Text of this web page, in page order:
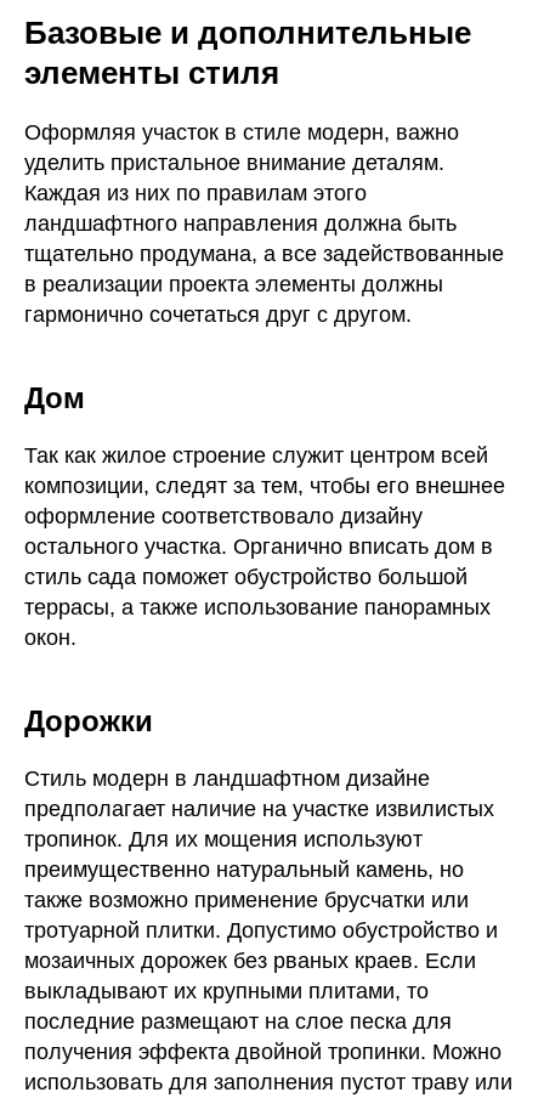
Базовые и дополнительные
элементы стиля
Оформляя участок в стиле модерн, важно
уделить пристальное внимание деталям.
Каждая из них по правилам этого
ландшафтного направления должна быть
тщательно продумана, а все задействованные
в реализации проекта элементы должны
гармонично сочетаться друг с другом.
Дом
Так как жилое строение служит центром всей
композиции, следят за тем, чтобы его внешнее
оформление соответствовало дизайну
остального участка. Органично вписать дом в
стиль сада поможет обустройство большой
террасы, а также использование панорамных
окон.
Дорожки
Стиль модерн в ландшафтном дизайне
предполагает наличие на участке извилистых
тропинок. Для их мощения используют
преимущественно натуральный камень, но
также возможно применение брусчатки или
тротуарной плитки. Допустимо обустройство и
мозаичных дорожек без рваных краев. Если
выкладывают их крупными плитами, то
последние размещают на слое песка для
получения эффекта двойной тропинки. Можно
использовать для заполнения пустот траву или